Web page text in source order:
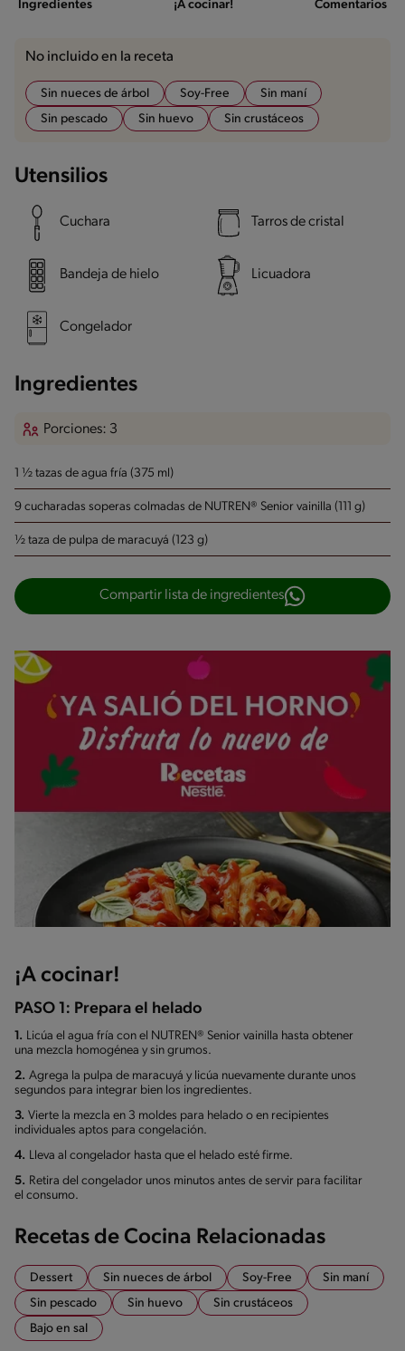
Ingredientes ¡A cocinar! Comentarios
No incluido en la receta
Sin nueces de árbol Soy-Free
Sin maní
Sin pescado
Sin huevo Sin crustáceos
Utensilios
Cuchara Tarros de cristal
Bandeja de hielo Licuadora
Congelador
Ingredientes
Porciones: 3
1 ½ tazas de agua fría (375 ml)
9 cucharadas soperas colmadas de NUTREN® Senior vainilla (111 g)
½ taza de pulpa de maracuyá (123 g)
Compartir lista de ingredientes
¡A cocinar!
PASO 1: Prepara el helado
1. Licúa el agua fría con el NUTREN® Senior vainilla hasta obtener
una mezcla homogénea y sin grumos.
2. Agrega la pulpa de maracuyá y licúa nuevamente durante unos
segundos para integrar bien los ingredientes.
3. Vierte la mezcla en 3 moldes para helado o en recipientes
individuales aptos para congelación.
4. Lleva al congelador hasta que el helado esté firme.
5. Retira del congelador unos minutos antes de servir para facilitar
el consumo.
Recetas de Cocina Relacionadas
Dessert Sin nueces de árbol Soy-Free
Sin maní
Sin pescado
Sin huevo
Sin crustáceos
Bajo en sal